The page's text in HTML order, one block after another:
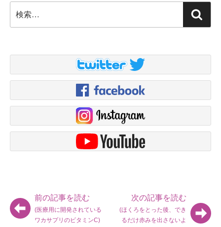
索
前の記事を読む
(医療用に開発されている
ワカサプリのビタミンC)
次の記事を読む
(ほくろをとった後、でき
るだけ赤みを出さないよ